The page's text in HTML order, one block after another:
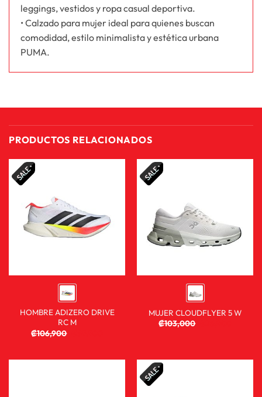
leggings, vestidos y ropa casual deportiva.
• Calzado para mujer ideal para quienes buscan
comodidad, estilo minimalista y estética urbana
PUMA.
PRODUCTOS RELACIONADOS
HOMBRE ADIZERO DRIVE
RC M
₡106,900
MUJER CLOUDFLYER 5 W
₡103,000